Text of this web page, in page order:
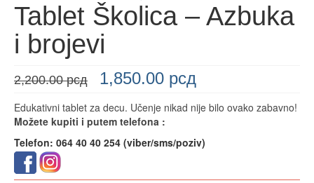
Tablet Školica – Azbuka
i brojevi
2,200.00рсд 1,850.00 рсд
Edukativni tablet za decu. Učenje nikad nije bilo ovako zabavno!
Možete kupiti i putem telefona :
Telefon: 064 40 40 254 (viber/sms/poziv)